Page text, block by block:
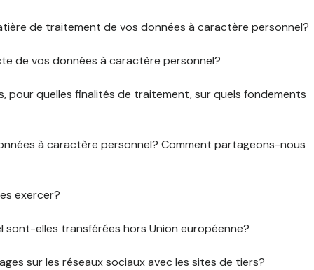
de traitement de vos données à caractère personnel?
de vos données à caractère personnel?
pour quelles finalités de traitement, sur quels fondements
à caractère personnel? Comment partageons-nous
exercer?
elles transférées hors Union européenne?
sur les réseaux sociaux avec les sites de tiers?